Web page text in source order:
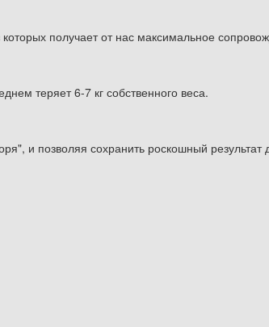
получает от нас максимальное
теряет 6-7 кг собственного веса.
и позволяя сохранить роскошный результат